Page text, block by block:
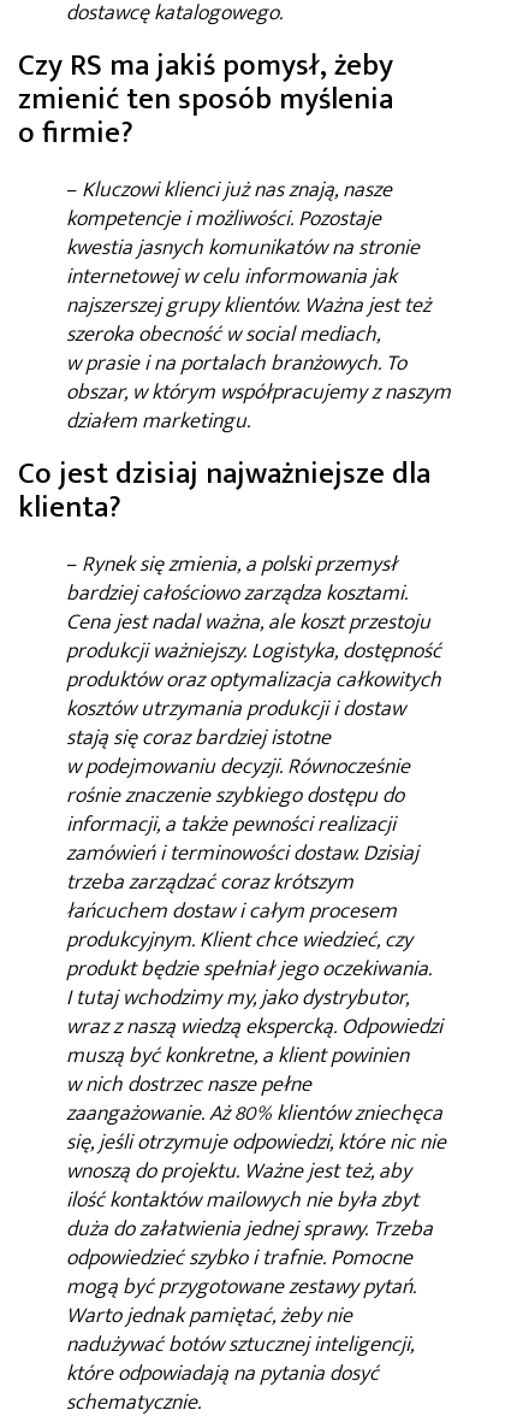
dostawcę katalogowego.
Czy RS ma jakiś pomysł, żeby
zmienić ten sposób myślenia
o firmie?
–Kluczowi klienci już nas znają, nasze
kompetencje i możliwości. Pozostaje
kwestia jasnych komunikatów na stronie
internetowej w celu informowania jak
najszerszej grupy klientów. Ważna jest też
szeroka obecność w social mediach,
w prasie i na portalach branżowych. To
obszar, w którym współpracujemy z naszym
działem marketingu.
Co jest dzisiaj najważniejsze dla
klienta?
–Rynek się zmienia, a polski przemysł
bardziej całościowo zarządza kosztami.
Cena jest nadal ważna, ale koszt przestoju
produkcji ważniejszy. Logistyka, dostępność
produktów oraz optymalizacja całkowitych
kosztów utrzymania produkcji i dostaw
stają się coraz bardziej istotne
w podejmowaniu decyzji. Równocześnie
rośnie znaczenie szybkiego dostępu do
informacji, a także pewności realizacji
zamówień i terminowości dostaw. Dzisiaj
trzeba zarządzać coraz krótszym
łańcuchem dostaw i całym procesem
produkcyjnym. Klient chce wiedzieć, czy
produkt będzie spełniał jego oczekiwania.
I tutaj wchodzimy my, jako dystrybutor,
wraz z naszą wiedzą ekspercką. Odpowiedzi
muszą być konkretne, a klient powinien
w nich dostrzec nasze pełne
zaangażowanie. Aż 80% klientów zniechęca
się, jeśli otrzymuje odpowiedzi, które nic nie
wnoszą do projektu. Ważne jest też, aby
ilość kontaktów mailowych nie była zbyt
duża do załatwienia jednej sprawy. Trzeba
odpowiedzieć szybko i trafnie. Pomocne
mogą być przygotowane zestawy pytań.
Warto jednak pamiętać, żeby nie
nadużywać botów sztucznej inteligencji,
które odpowiadają na pytania dosyć
schematycznie.